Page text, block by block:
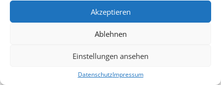
Akzeptieren
Ablehnen
Einstellungen ansehen
DatenschutzImpressum
März 2019